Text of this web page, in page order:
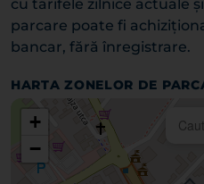
cu tarifele zilnice actuale
parcare poate fi
bancar, fără înregistrare.
HARTA ZONELOR DE
+
−